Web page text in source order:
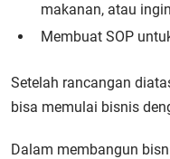
makanan, atau
Membuat SOP
Setelah rancangan
bisa memulai bisnis
Dalam membangun